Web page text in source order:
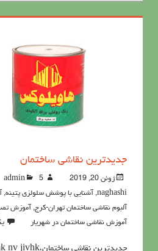
جدیدترین نقاشی ساختمان
ژوئن 20, 2019 admin 5نکته برای نقاشی خانه
naghashi
, آشنايي با پوشش سلولزي پتينه,
آلبوم نقاشی ساختمان تهران-کرج, آموزش
آموزش نقاشی ساختمان در شهریار